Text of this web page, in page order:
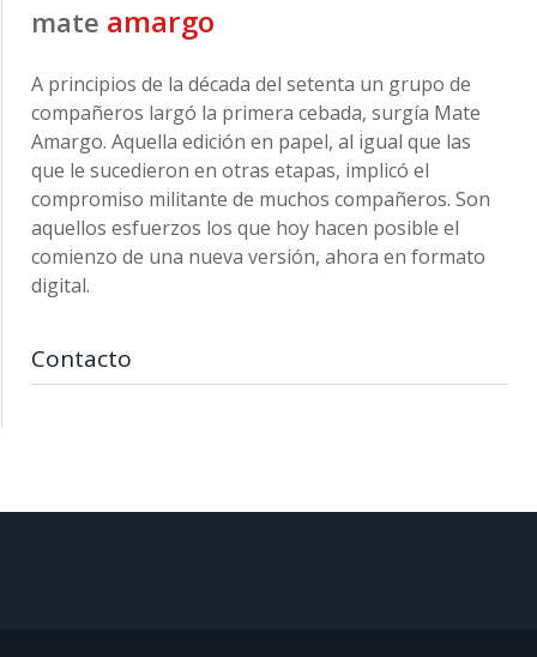
mate amargo
A principios de la década del setenta un grupo de
compañeros largó la primera cebada, surgía Mate
Amargo. Aquella edición en papel, al igual que las
que le sucedieron en otras etapas, implicó el
compromiso militante de muchos compañeros. Son
aquellos esfuerzos los que hoy hacen posible el
comienzo de una nueva versión, ahora en formato
digital.
Contacto